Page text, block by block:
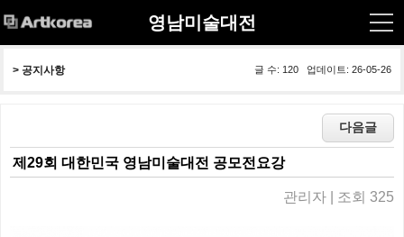
영남미술대전
글 수: 120 업데이트: 26-05-26
> 공지사항
제29회 대한민국 영남미술대전 공모전요강
관리자 | 조회 325